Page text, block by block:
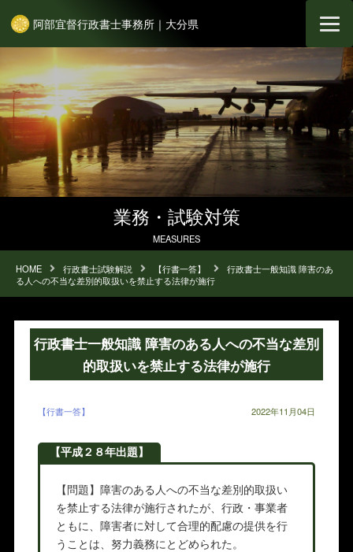
阿部宜督行政書士事務所｜大分県
業務・試験対策
MEASURES
HOME 行政書士試験解説 【行書一答】
行政書士一般知識 障害のあ
る人への不当な差別的取扱いを禁止する法律が施行
行政書士一般知識 障害のある人への不当な差別
的取扱いを禁止する法律が施行
【行書一答】 2022年11月04日
【平成２８年出題】
【問題】障害のある人への不当な差別的取扱い
を禁止する法律が施行されたが、行政・事業者
ともに、障害者に対して合理的配慮の提供を行
うことは、努力義務にとどめられた。